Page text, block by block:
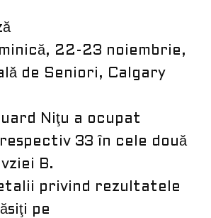
22-23 noiembrie,
de Seniori, Calgary
Niţu a ocupat
33 în cele două
B.
privind rezultatele
pe